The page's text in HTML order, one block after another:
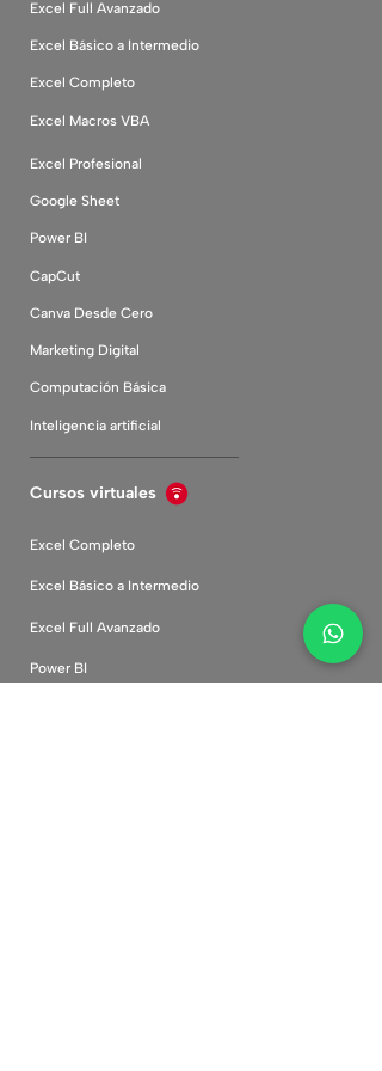
Excel Full Avanzado
Excel Básico a Intermedio
Excel Completo
Excel Macros VBA
Excel Profesional
Google Sheet
Power BI
CapCut
Canva Desde Cero
Marketing Digital
Computación Básica
Inteligencia artificial
Cursos virtuales
Excel Completo
Excel Básico a Intermedio
Excel Full Avanzado
Power BI